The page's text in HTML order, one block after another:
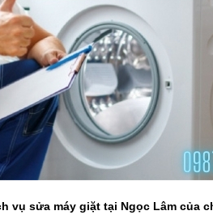
vụ sửa máy giặt tại Ngọc Lâm của